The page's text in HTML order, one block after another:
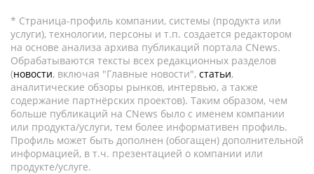
* Страница-профиль компании, системы (продукта или
услуги), технологии, персоны и т.п. создается редактором
на основе анализа архива публикаций портала CNews.
Обрабатываются тексты всех редакционных разделов
(новости, включая "Главные новости", статьи,
аналитические обзоры рынков, интервью, а также
содержание партнёрских проектов). Таким образом, чем
больше публикаций на CNews было с именем компании
или продукта/услуги, тем более информативен профиль.
Профиль может быть дополнен (обогащен) дополнительной
информацией, в т.ч. презентацией о компании или
продукте/услуге.